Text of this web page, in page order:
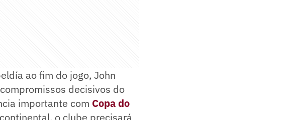
ao fim do jogo, John
decisivos do
importante com Copa do